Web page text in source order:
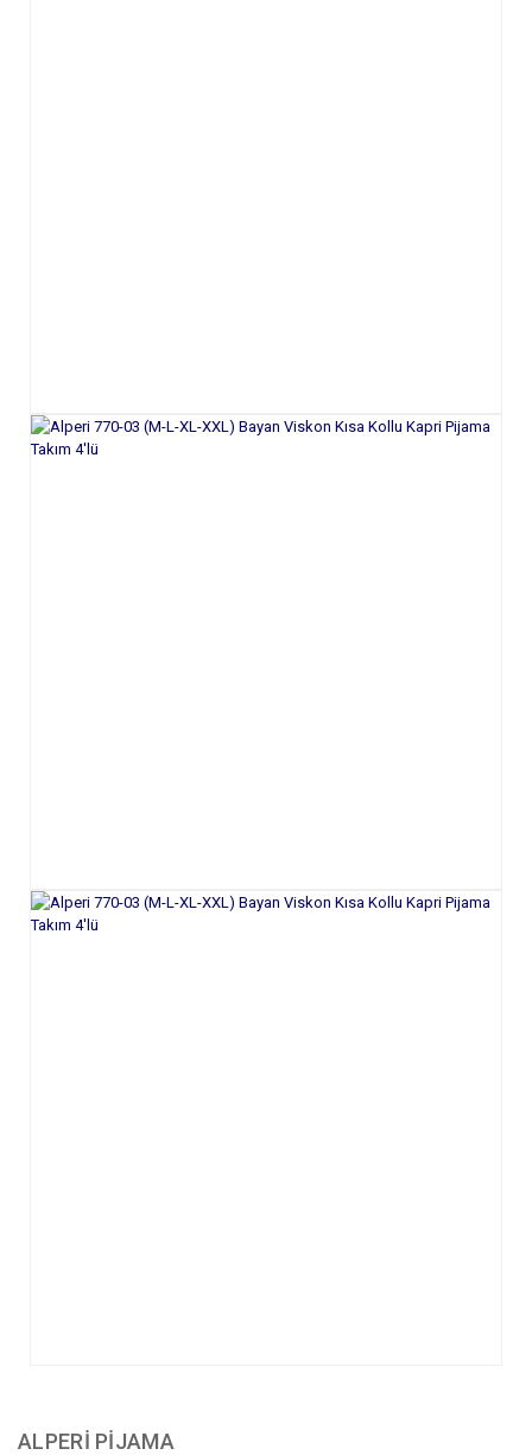
ALPERİ PİJAMA